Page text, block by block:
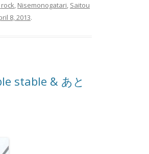
, Nisemonogatari, Saitou
8, 2013.
stable & あと